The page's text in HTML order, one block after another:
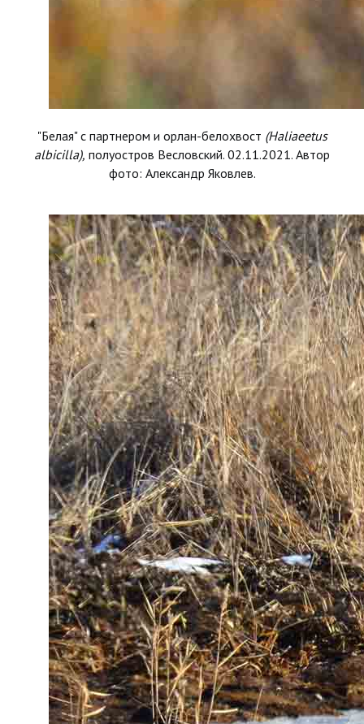
"Белая" с партнером и орлан-белохвост (Haliaeetus
albicilla), полуостров Весловский. 02.11.2021. Автор
фото: Александр Яковлев.